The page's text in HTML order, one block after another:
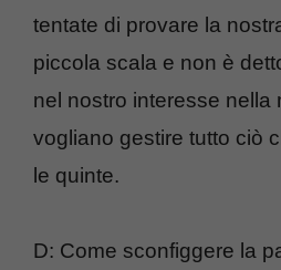
tentate di provare la
piccola scala e non è
nel nostro interesse nella
vogliano gestire tutto ciò
le quinte.
D: Come sconfiggere la